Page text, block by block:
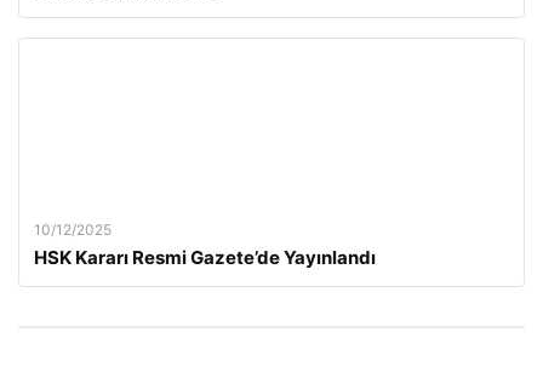
10/12/2025
HSK Kararı Resmi Gazete’de Yayınlandı